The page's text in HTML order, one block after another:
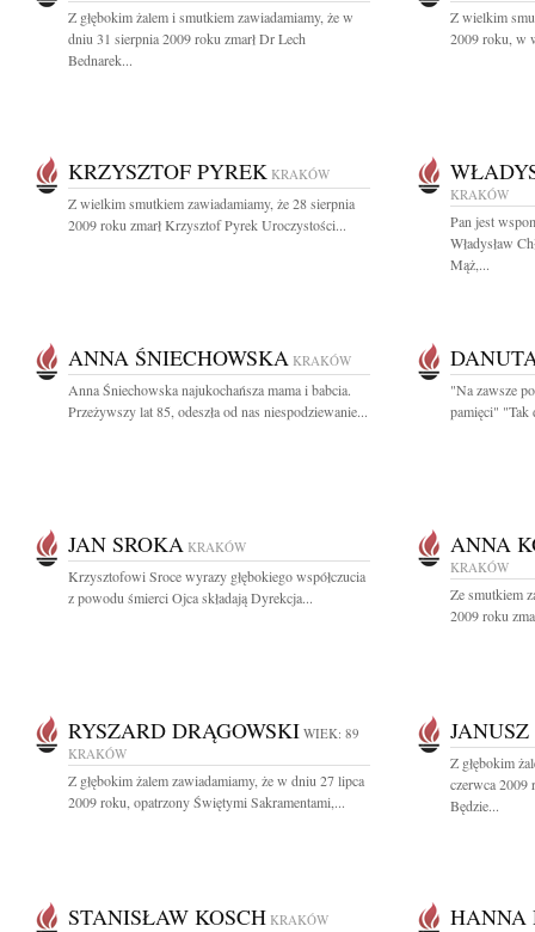
Z głębokim żalem i smutkiem zawiadamiamy, że w
dniu 31 sierpnia 2009 roku zmarł Dr Lech
Bednarek...
Z wielkim
2009 roku, w
KRZYSZTOF PYREK KRAKÓW
Z wielkim smutkiem zawiadamiamy, że 28 sierpnia
2009 roku zmarł Krzysztof Pyrek Uroczystości...
KRAKÓW
Pan jest
Władysław
Mąż,...
ANNA ŚNIECHOWSKA KRAKÓW
Anna Śniechowska najukochańsza mama i babcia.
Przeżywszy lat 85, odeszła od nas niespodziewanie...
"Na zawsze
pamięci" "Tak
JAN SROKA KRAKÓW
Krzysztofowi Sroce wyrazy głębokiego współczucia
z powodu śmierci Ojca składają Dyrekcja...
ANNA
KRAKÓW
Ze smutkiem
2009 roku
RYSZARD DRĄGOWSKI WIEK: 89
KRAKÓW
Z głębokim żalem zawiadamiamy, że w dniu 27 lipca
2009 roku, opatrzony Świętymi Sakramentami,...
Z głębokim
czerwca 2009
Będzie...
STANISŁAW KOSCH KRAKÓW HANNA